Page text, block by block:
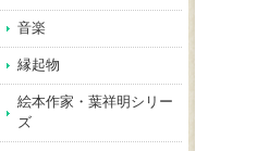
音楽
縁起物
絵本作家・葉祥明シリー
ズ